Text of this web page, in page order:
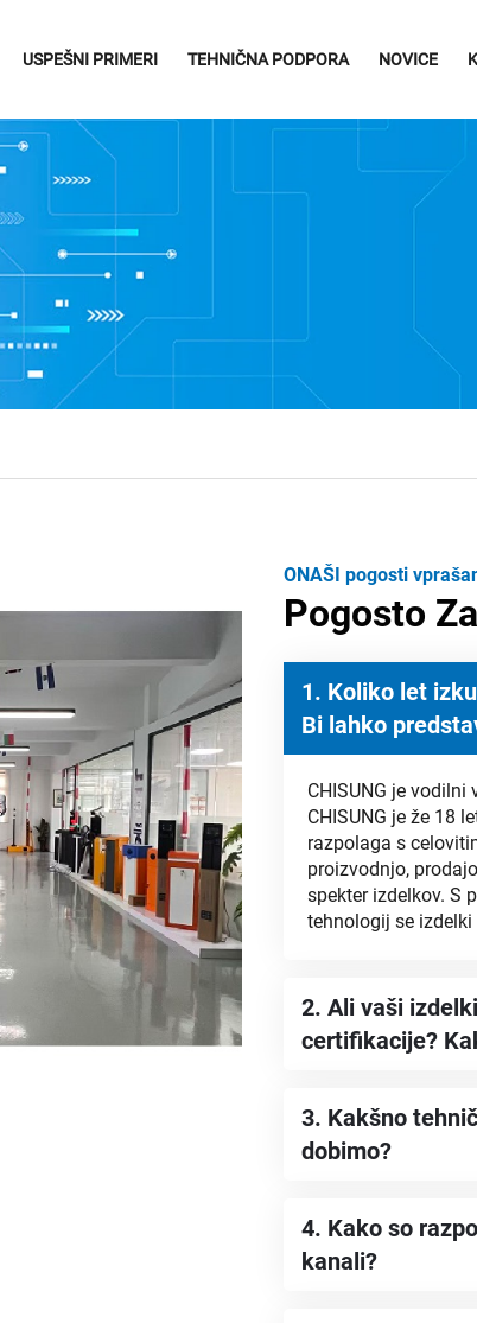
USPEŠNI PRIMERI TEHNIČNA PODPORA NOVICE
ONAŠI pogosti
Pogosto
1. Koliko let
Bi lahko
CHISUNG je
CHISUNG je že 18
razpolaga s
proizvodnjo,
spekter izdelkov. S
tehnologij se
2. Ali vaši
certifikacije?
3. Kakšno
dobimo?
4. Kako so
kanali?